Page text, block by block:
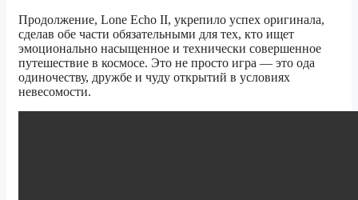
Продолжение, Lone Echo II, укрепило успех оригинала,
сделав обе части обязательными для тех, кто ищет
эмоционально насыщенное и технически совершенное
путешествие в космосе. Это не просто игра — это ода
одиночеству, дружбе и чуду открытий в условиях
невесомости.